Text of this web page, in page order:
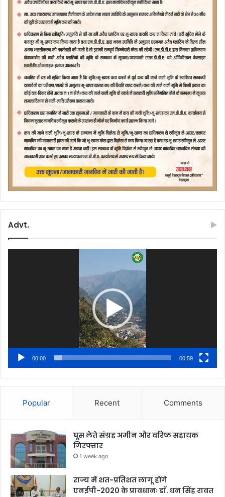
Advt.
00:00 00:59
Popular Recent Comments
घूस लेते संग्रह अमीन और वरिष्ठ सहायक
गिरफ्तार
1 week ago
राज्य में शत-प्रतिशत लागू होंगे
एनईपी-2020 के प्रावधानः डाॅ. धन सिंह रावत